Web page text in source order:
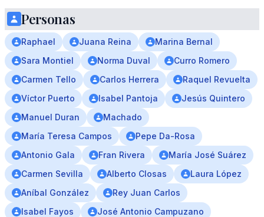
Personas
Raphael Juana Reina
Marina Bernal
Sara Montiel
Norma Duval
Curro Romero
Carmen Tello
Carlos Herrera
Raquel Revuelta
Víctor Puerto
Isabel Pantoja
Jesús Quintero
Manuel Duran
Machado
María Teresa Campos
Pepe Da-Rosa
Antonio Gala
Fran Rivera
María José Suárez
Carmen Sevilla
Alberto Closas
Laura López
Aníbal González
Rey Juan Carlos
Isabel Fayos
José Antonio Campuzano